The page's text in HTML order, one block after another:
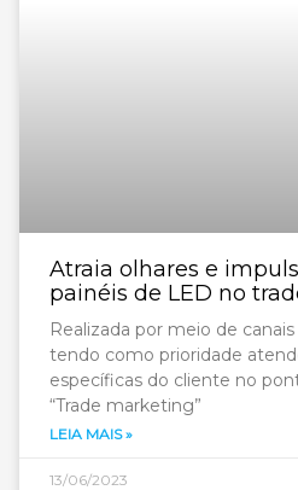
Atraia olhares e
painéis de LED no
Realizada por meio de
tendo como prioridade
específicas do cliente no
“Trade marketing”
LEIA MAIS »
13/06/2023